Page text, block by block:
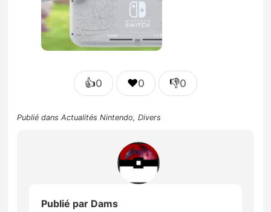
👍0 ❤️0 👎0
Publié dansActualités Nintendo,Divers
Publié par Dams